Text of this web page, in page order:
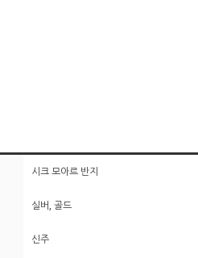
시크 모아르 반지
실버, 골드
신주